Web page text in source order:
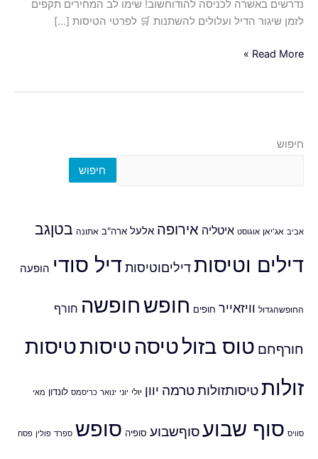
נדרשים באשרה לכניסה להודוחשוב! שימו לב המחירים תקפים
לזמן שיגור הדיל ועלולים להשתנות 🛒 לפרטי הטיסות […]
Read More »
חיפוש
חיפוש
אביב אג'יאן אוגוסט איטליה אירופה אלעל ארה"ב אתונה בטןגב
דילים וטיסותדיליםוטיסותדיל סודי הופעה
החופשהגדול וויזאייר חופים חופשחופשה חורף
חורףחםטוס בזול טיסהטיסותטיסות
זולותטיסותזולותטרמהיוון יולי יוני ינואר כריסמס לונדון מאי
סוויס סוף שבועסוףשבוע סופיה סופש ספרד פולין פסח